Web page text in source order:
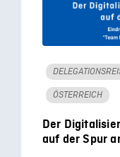
ÖSTERREICH
Der
auf der Spur